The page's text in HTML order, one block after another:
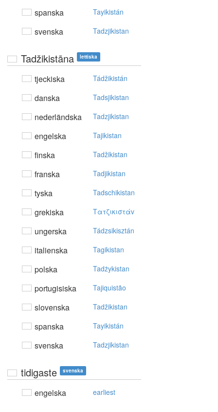
spanska Tayikistán
svenska Tadzjikistan
Tadžikistāna lettiska
tjeckiska Tádžikistán
danska Tadsjikistan
nederländska Tadzjikistan
engelska Tajikistan
finska Tadžikistan
franska Tadjikistan
tyska Tadschikistan
grekiska Tατζικιστάv
ungerska Tádzsikisztán
italienska Tagikistan
polska Tadżykistan
portugisiska Tajiquistão
slovenska Tadžikistan
spanska Tayikistán
svenska Tadzjikistan
tidigaste svenska
engelska earliest